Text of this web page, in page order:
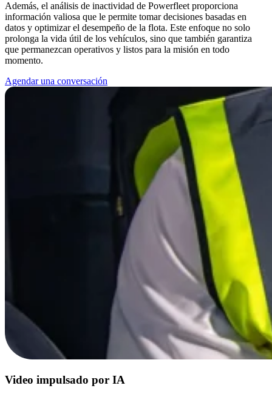
Además, el análisis de inactividad de Powerfleet proporciona
información valiosa que le permite tomar decisiones basadas en
datos y optimizar el desempeño de la flota. Este enfoque no solo
prolonga la vida útil de los vehículos, sino que también garantiza
que permanezcan operativos y listos para la misión en todo
momento.
Agendar una conversación
Video impulsado por IA